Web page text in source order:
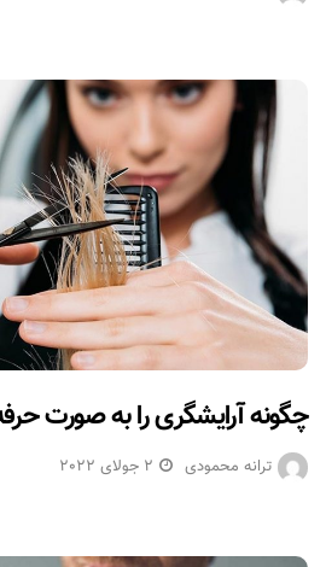
چگونه آرایشگری را به صورت
ترانه محمودی 2 جولای 2022